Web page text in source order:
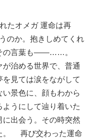
たオメガ 運命は再
か。抱きしめてくれ
の言葉も――……。
治める世界で、普通
見ては涙をながして
景色に、顔もわから
うにして辿り着いた
出会う。その時突然
。 再び交わった運命